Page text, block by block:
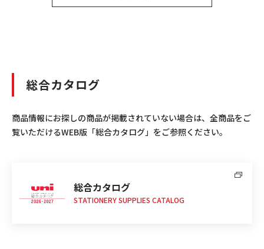
総合カタログ
商品情報にお探しの商品が掲載されていない場合は、全商品をご
覧いただけるWEB版「総合カタログ」をご参照ください。
総合カタログ
STATIONERY SUPPLIES CATALOG